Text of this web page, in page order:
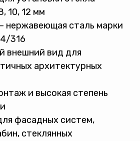
10, 12 мм
нержавеющая сталь марки
316
внешний вид для
архитектурных
и высокая степень
фасадных систем,
стеклянных